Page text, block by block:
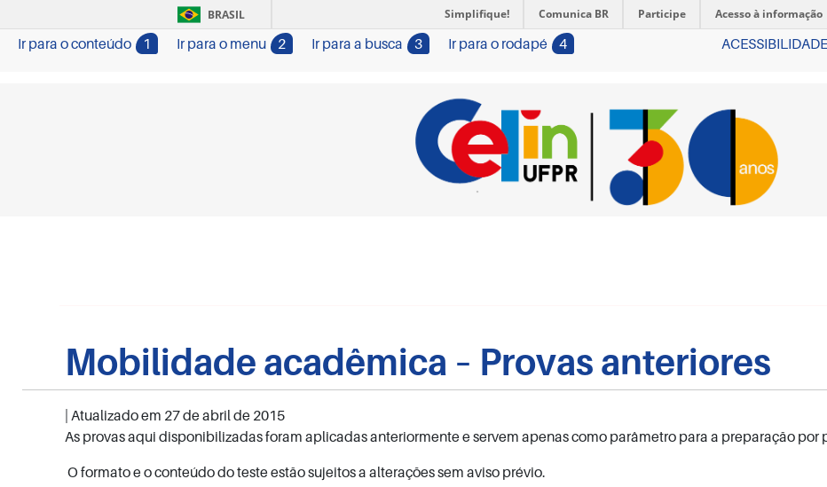
BRASIL Simplifique! Comunica BR Participe Acesso à informação
Ir para o conteúdo 1 Ir para o menu 2 Ir para a busca 3 Ir para o rodapé 4 ACESSIBILIDADE
Mobilidade acadêmica – Provas anteriores
| Atualizado em 27 de abril de 2015
As provas aqui disponibilizadas foram aplicadas anteriormente e servem apenas como parâmetro para a preparação por
O formato e o conteúdo do teste estão sujeitos a alterações sem aviso prévio.